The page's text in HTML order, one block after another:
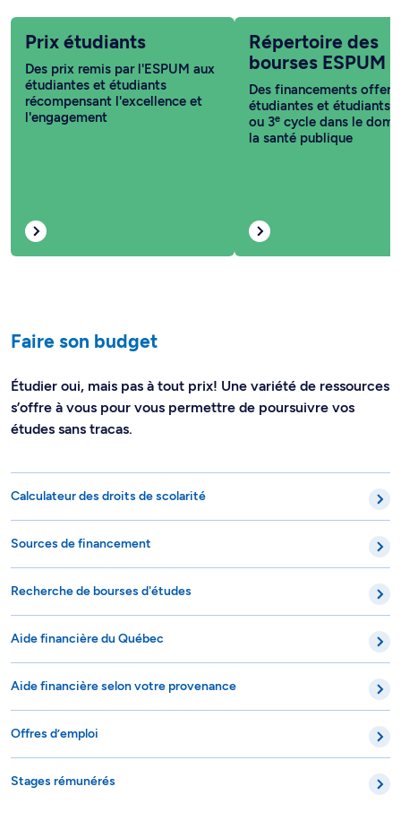
Prix étudiants
Des prix remis par l'ESPUM aux
étudiantes et étudiants
récompensant l'excellence et
l'engagement
Répertoire des
bourses ESPUM
Des financements
étudiantes et étudiants
ou 3e cycle dans le
la santé publique
Faire son budget
Étudier oui, mais pas à tout prix! Une variété de ressources
s’offre à vous pour vous permettre de poursuivre vos
études sans tracas.
Calculateur des droits de scolarité
Sources de financement
Recherche de bourses d'études
Aide financière du Québec
Aide financière selon votre provenance
Offres d’emploi
Stages rémunérés